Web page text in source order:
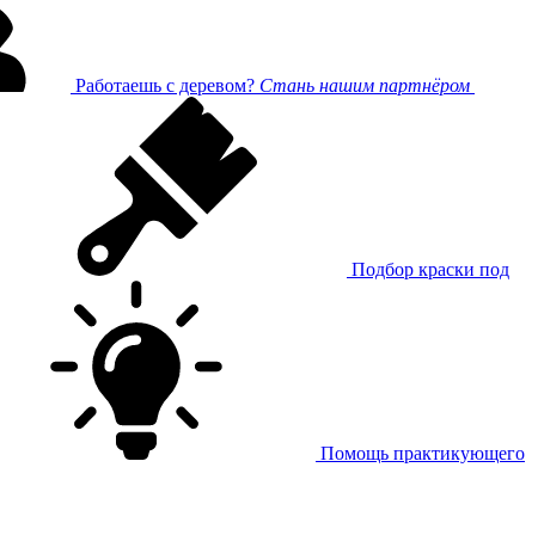
Работаешь с деревом? Стань нашим партнёром
Подбор краски под
Помощь практикующего